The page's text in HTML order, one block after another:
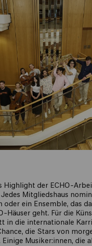
Highlight der ECHO-
Jedes Mitgliedshaus
oder ein Ensemble, das
Häuser geht. Für die
in die internationale
die Stars von
Einige Musiker:innen, die